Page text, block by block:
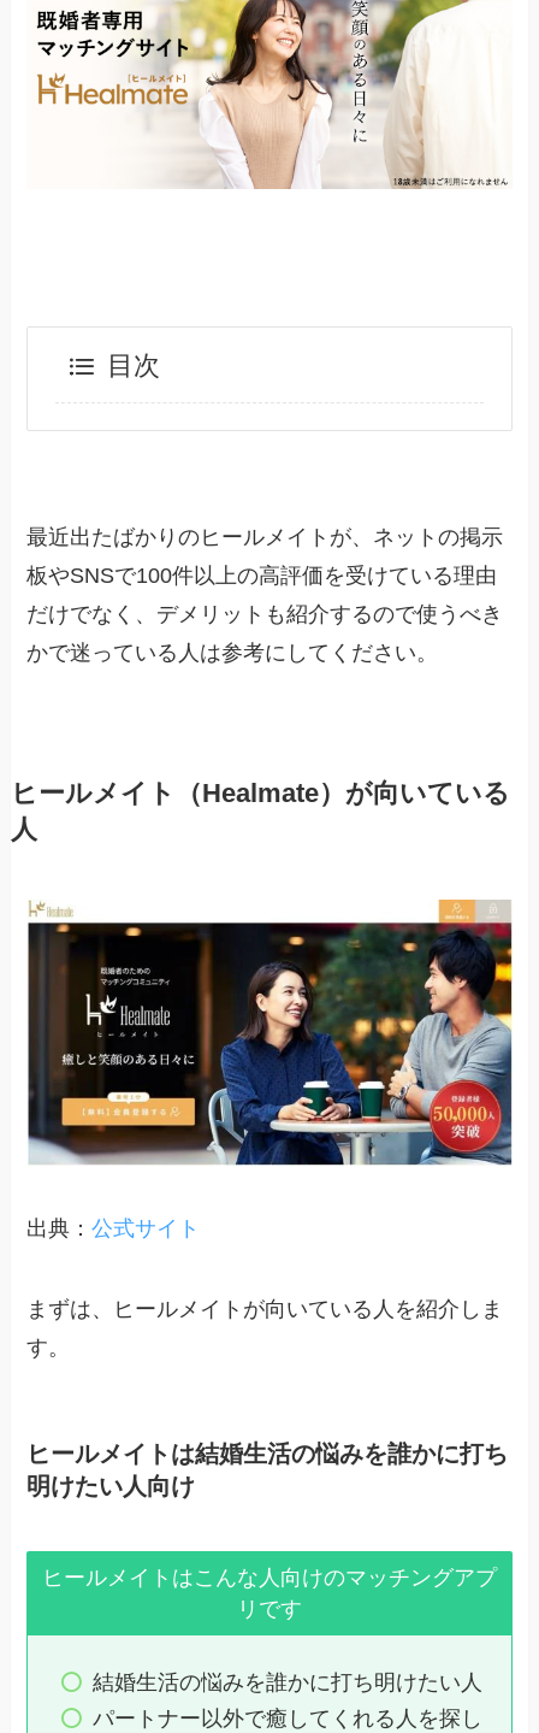
目次
最近出たばかりのヒールメイトが、ネットの掲示
板やSNSで100件以上の高評価を受けている理由
だけでなく、デメリットも紹介するので使うべき
かで迷っている人は参考にしてください。
ヒールメイト（Healmate）が向いている
人
出典：公式サイト
まずは、ヒールメイトが向いている人を紹介しま
す。
ヒールメイトは結婚生活の悩みを誰かに打ち
明けたい人向け
ヒールメイトはこんな人向けのマッチングアプ
リです
結婚生活の悩みを誰かに打ち明けたい人
パートナー以外で癒してくれる人を探し